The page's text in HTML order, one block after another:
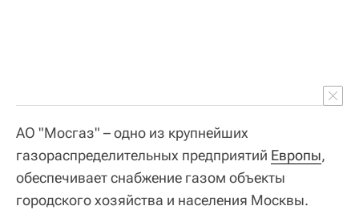
АО "Мосгаз" – одно из крупнейших
газораспределительных предприятий Европы,
обеспечивает снабжение газом объекты
городского хозяйства и населения Москвы.